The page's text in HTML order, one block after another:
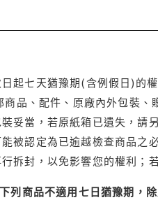
起七天猶豫期(含例假日)的
品、配件、原廠內外包裝、
妥當，若原紙箱已遺失，
被認定為已逾越檢查商品
拆封，以免影響您的權利；
列商品不適用七日猶豫期，